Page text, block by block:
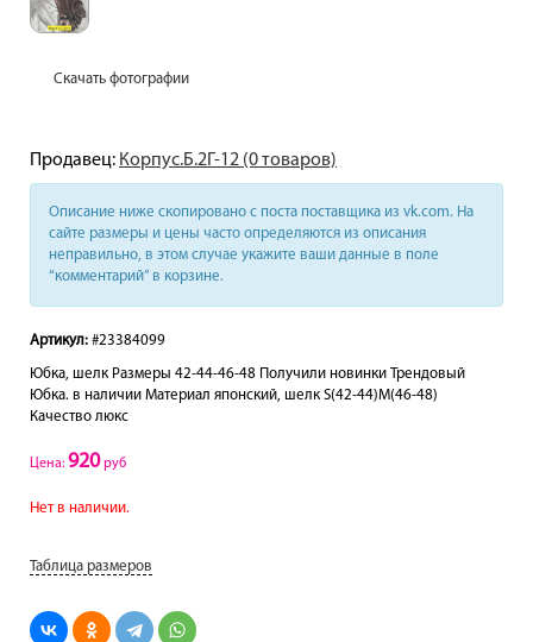
Скачать фотографии
Продавец: Корпус.Б.2Г-12 (0 товаров)
Описание ниже скопировано с поста поставщика из vk.com. На
сайте размеры и цены часто определяются из описания
неправильно, в этом случае укажите ваши данные в поле
“комментарий” в корзине.
Артикул: #23384099
Юбка, шелк Размеры 42-44-46-48 Получили новинки Трендовый
Юбка. в наличии Материал японский, шeлк S(42-44)M(46-48)
Качество люкс
Цена: 920руб
Нет в наличии.
Таблица размеров